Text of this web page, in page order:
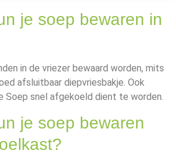
je soep bewaren in
in de vriezer bewaard worden, mits
afsluitbaar diepvriesbakje. Ook
Soep snel afgekoeld dient te worden.
je soep bewaren